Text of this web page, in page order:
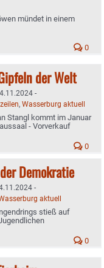
mündet in einem
0
der Welt
-
, Wasserburg aktuell
Stangl kommt im Januar
- Vorverkauf
0
Demokratie
-
aktuell
stieß auf
0